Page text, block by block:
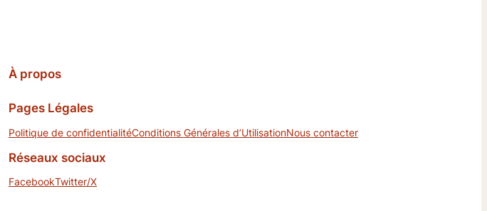
À propos
Pages Légales
Politique de confidentialitéConditions Générales d’UtilisationNous contacter
Réseaux sociaux
FacebookTwitter/X